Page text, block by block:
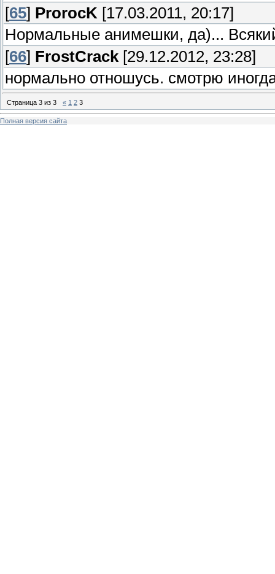
[65] ProrocK [17.03.2011, 20:17]
Нормальные анимешки, да)...
[66] FrostCrack [29.12.2012, 23:28]
нормально отношусь. смотрю
Страница 3 из 3 « 1 2 3
Полная версия сайта